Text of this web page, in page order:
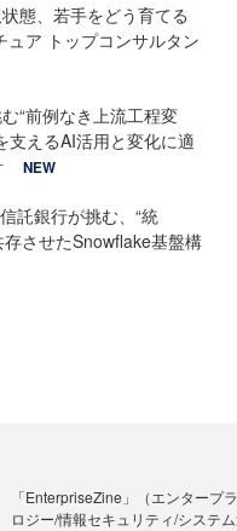
態、若手をどう育てる
ュア トップコンサルタン
“前例なき上流工程変
えるAI活用と変化に適
NEW
託銀行が挑む、“統
存させたSnowflake基盤構
「EnterpriseZine」（エンタープ
ロジー/情報セキュリティ/システ